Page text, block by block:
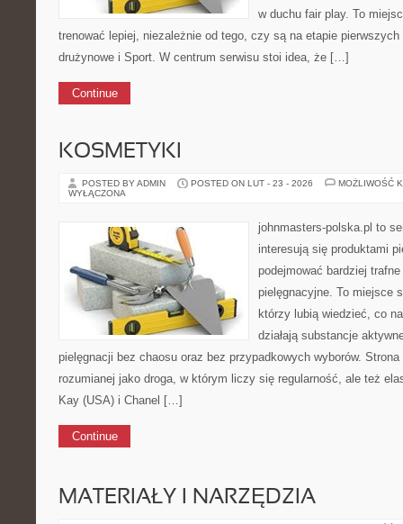
w duchu fair play. To
trenować lepiej, niezależnie od tego, czy są na etapie
drużynowe i Sport. W centrum serwisu stoi idea, że […]
Continue
KOSMETYKI
POSTED BY ADMIN POSTED ON LUT - 23 - 2026
MOŻLIWOŚĆ
WYŁĄCZONA
johnmasters-polska.pl to
interesują się produktami
podejmować bardziej
pielęgnacyjne. To miejsce
którzy lubią wiedzieć, co
działają substancje
pielęgnacji bez chaosu oraz bez przypadkowych wyborów.
rozumianej jako droga, w którym liczy się regularność, ale też
Kay (USA) i Chanel […]
Continue
MATERIAŁY I NARZĘDZIA